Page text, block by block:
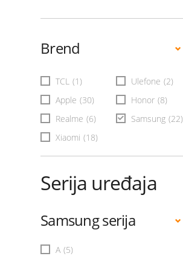
Brend
TCL (1) Ulefone (2)
Apple (30) Honor (8)
Realme (6) Samsung (22)
Xiaomi (18)
Serija uređaja
Samsung serija
A (5)